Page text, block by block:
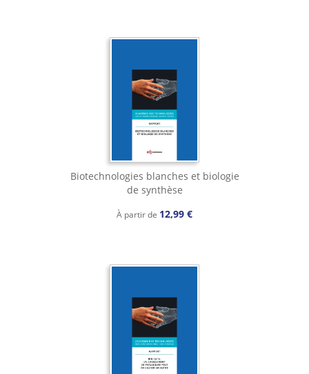
Biotechnologies blanches et biologie
de synthèse
À partir de 12,99 €